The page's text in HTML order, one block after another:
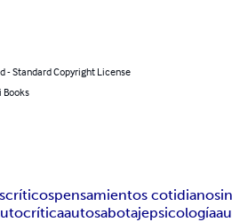
- Standard Copyright License
Books
críticospensamientos cotidianos
autosabotajepsicología